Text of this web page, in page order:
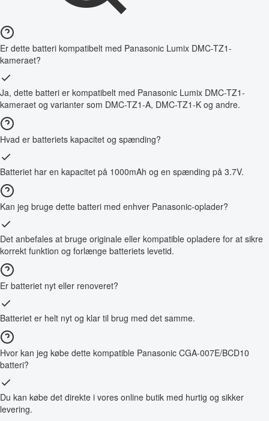
Er dette batteri kompatibelt med Panasonic Lumix DMC-TZ1-
kameraet?
Ja, dette batteri er kompatibelt med Panasonic Lumix DMC-TZ1-
kameraet og varianter som DMC-TZ1-A, DMC-TZ1-K og andre.
Hvad er batteriets kapacitet og spænding?
Batteriet har en kapacitet på 1000mAh og en spænding på 3.7V.
Kan jeg bruge dette batteri med enhver Panasonic-oplader?
Det anbefales at bruge originale eller kompatible opladere for at sikre
korrekt funktion og forlænge batteriets levetid.
Er batteriet nyt eller renoveret?
Batteriet er helt nyt og klar til brug med det samme.
Hvor kan jeg købe dette kompatible Panasonic CGA-007E/BCD10
batteri?
Du kan købe det direkte i vores online butik med hurtig og sikker
levering.